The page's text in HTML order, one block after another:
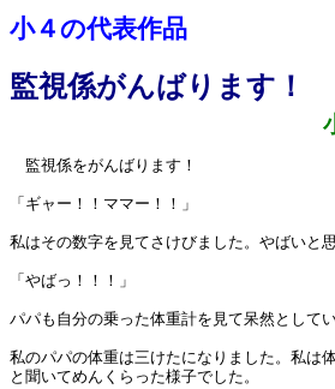
小４の代表作品
監視係がんばります！
監視係をがんばります！
「ギャー！！ママー！！」
私はその数字を見てさけびました。やばいと
「やばっ！！！」
パパも自分の乗った体重計を見て呆然として
私のパパの体重は三けたになりました。私は
と聞いてめんくらった様子でした。